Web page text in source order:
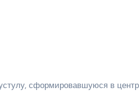
сформировавшуюся в